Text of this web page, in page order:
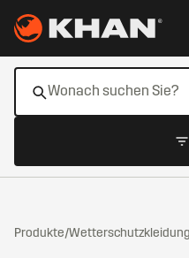
Produkte/Wetterschutzkleidung